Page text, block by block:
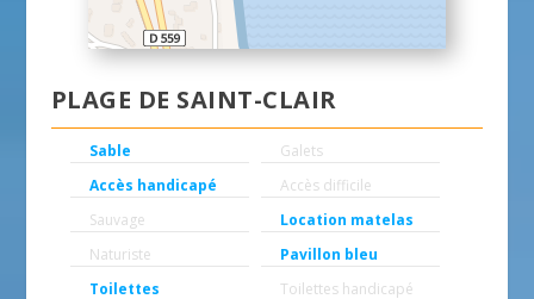
PLAGE DE SAINT-CLAIR
Sable
Galets
Accès handicapé
Accès difficile
Sauvage
Location matelas
Naturiste
Pavillon bleu
Toilettes
Toilettes handicapé